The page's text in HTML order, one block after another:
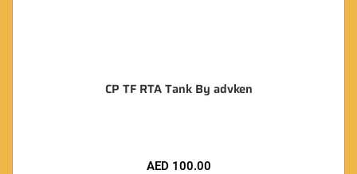
CP TF RTA Tank By advken
AED 100.00